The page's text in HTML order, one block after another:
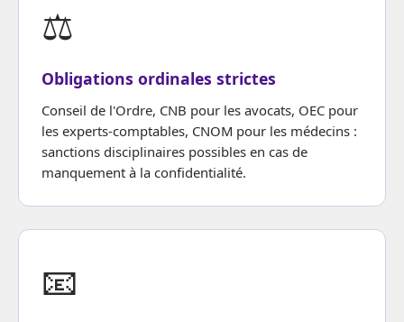
⚖️
Obligations ordinales strictes
Conseil de l'Ordre, CNB pour les avocats, OEC pour
les experts-comptables, CNOM pour les médecins :
sanctions disciplinaires possibles en cas de
manquement à la confidentialité.
📧